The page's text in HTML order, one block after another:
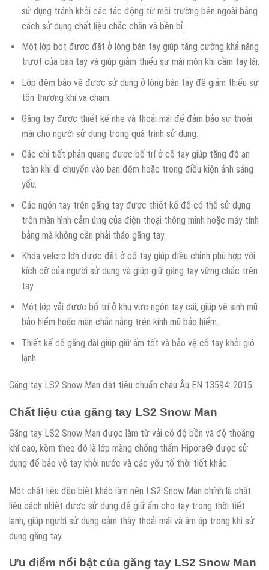
sử dụng tránh khỏi các tác động từ môi trường bên ngoài bằng
cách sử dụng chất liệu chắc chắn và bền bỉ.
Một lớp bọt được đặt ở lòng bàn tay giúp tăng cường khả năng
trượt của bàn tay và giúp giảm thiểu sự mài mòn khi cầm tay lái.
Lớp đệm bảo vệ được sử dụng ở lòng bàn tay để giảm thiểu sự
tổn thương khi va chạm.
Găng tay được thiết kế nhẹ và thoải mái để đảm bảo sự thoải
mái cho người sử dụng trong quá trình sử dụng.
Các chi tiết phản quang được bố trí ở cổ tay giúp tăng độ an
toàn khi di chuyển vào ban đêm hoặc trong điều kiện ánh sáng
yếu.
Các ngón tay trên găng tay được thiết kế để có thể sử dụng
trên màn hình cảm ứng của điện thoại thông minh hoặc máy tính
bảng mà không cần phải tháo găng tay.
Khóa velcro lớn được đặt ở cổ tay giúp điều chỉnh phù hợp với
kích cỡ của người sử dụng và giúp giữ găng tay vững chắc trên
tay.
Một lớp vải được bố trí ở khu vực ngón tay cái, giúp vệ sinh mũ
bảo hiểm hoặc màn chắn nắng trên kính mũ bảo hiểm.
Thiết kế cổ găng dài giúp giữ ấm tốt và bảo vệ cổ tay khỏi gió
lạnh.
Găng tay LS2 Snow Man đạt tiêu chuẩn châu Âu EN 13594: 2015.
Chất liệu của găng tay LS2 Snow Man
Găng tay LS2 Snow Man được làm từ vải có độ bền và độ thoáng
khí cao, kèm theo đó là lớp màng chống thấm Hipora® được sử
dụng để bảo vệ tay khỏi nước và các yếu tố thời tiết khác.
Một chất liệu đặc biệt khác làm nên LS2 Snow Man chính là chất
liệu cách nhiệt được sử dụng để giữ ấm cho tay trong thời tiết
lạnh, giúp người sử dụng cảm thấy thoải mái và ấm áp trong khi sử
dụng găng tay.
Ưu điểm nổi bật của găng tay LS2 Snow Man